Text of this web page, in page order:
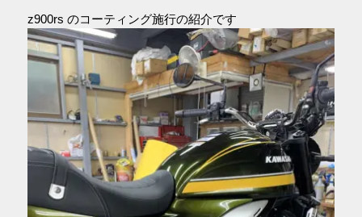
z900rs のコーティング施行の紹介です